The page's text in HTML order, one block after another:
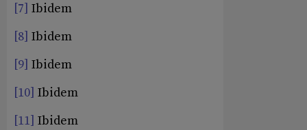
[7] Ibidem
[8] Ibidem
[9] Ibidem
[10] Ibidem
[11] Ibidem